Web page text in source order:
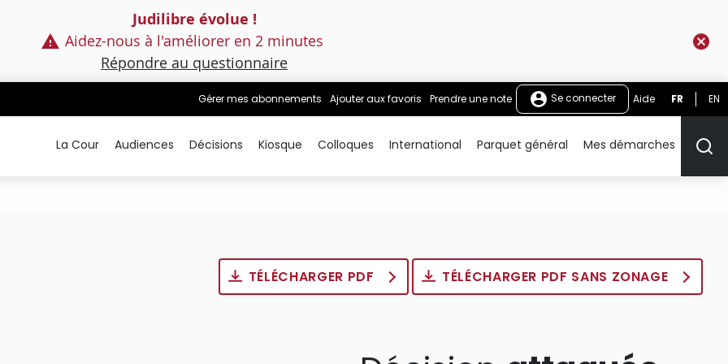
Judilibre évolue !
Aidez-nous à l'améliorer en 2 minutes
Répondre au questionnaire
Gérer mes abonnements Ajouter aux favoris Prendre une note Se connecter Aide FR EN
La Cour Audiences Décisions Kiosque Colloques International Parquet général Mes démarches
TÉLÉCHARGER PDF TÉLÉCHARGER PDF SANS ZONAGE